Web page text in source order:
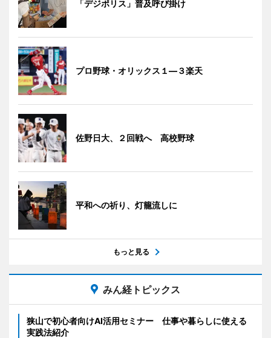
「デジポリス」普及呼び掛け
プロ野球・オリックス１―３楽天
佐野日大、２回戦へ 高校野球
平和への祈り、灯籠流しに
もっと見る
みん経トピックス
狭山で初心者向けAI活用セミナー 仕事や暮らしに使える
実践法紹介